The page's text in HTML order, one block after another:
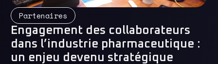
Partenaires
Engagement des collaborateurs
dans l’industrie pharmaceutique :
un enjeu devenu stratégique
Read More